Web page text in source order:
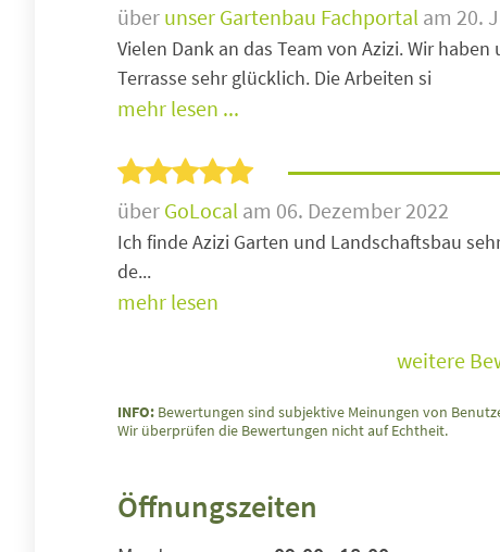
über unser Gartenbau Fachportal am 20.
Vielen Dank an das Team von Azizi. Wir
Terrasse sehr glücklich. Die Arbeiten si
mehr lesen ...
über GoLocal am 06. Dezember 2022
Ich finde Azizi Garten und Landschaftsbau
de...
mehr lesen
weitere
INFO: Bewertungen sind subjektive Meinungen von
Wir überprüfen die Bewertungen nicht auf Echtheit.
Öffnungszeiten